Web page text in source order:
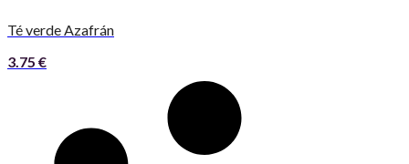
Té verde Azafrán
3.75 €